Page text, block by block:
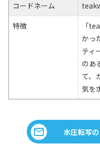
コードネーム
特徴
「
かっ
ティ
のあ
て、
気を
水圧転写